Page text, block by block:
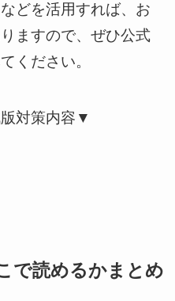
どを活用すれば、お
ますので、ぜひ公式
ください。
対策内容▼
で読めるかまとめ